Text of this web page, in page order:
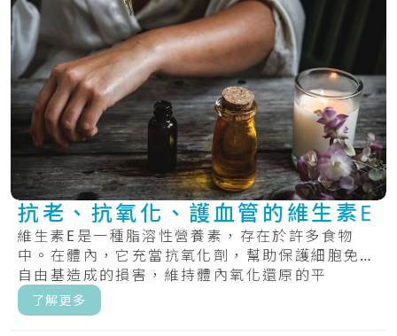
抗老、抗氧化、護血管的維生素E
維生素E是一種脂溶性營養素，存在於許多食物
中。在體內，它充當抗氧化劑，幫助保護細胞免受
自由基造成的損害，維持體內氧化還原的平
衡。.....
了解更多